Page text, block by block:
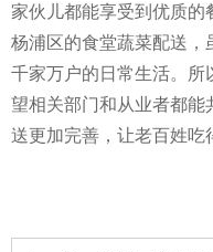
家伙儿都能享受到优质的
杨浦区的食堂蔬菜配送，
千家万户的日常生活。所
望相关部门和从业者都能
送更加完善，让老百姓吃